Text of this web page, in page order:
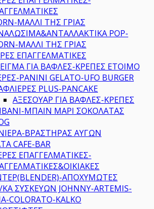
ΜΑΛΛΙ ΤΗΣ ΓΡΙΑΣ
POP-
ΜΑΛΛΙ ΤΗΣ ΓΡΙΑΣ
ΕΠΑΓΓΕΛΜΑΤΙΚΕΣ
ΓΙΑ ΒΑΦΛΕΣ-ΚΡΕΠΕΣ ΕΤΟΙΜΟ
PANINI GELATO-UFO BURGER
PLUS-PANCAKE
ΑΞΕΣΟΥΑΡ ΓΙΑ ΒΑΦΛΕΣ-ΚΡΕΠΕΣ
ΜΠΑΙΝ ΜΑΡΙ ΣΟΚΟΛΑΤΑΣ
ΒΡΑΣΤΗΡΑΣ ΑΥΓΩΝ
CAFE-BAR
ΕΠΑΓΓΕΛΜΑΤΙΚΕΣ-
ΑΠΟΧΥΜΩΤΕΣ
ΣΥΣΚΕΥΩΝ JOHNNY-ARTEMIS-
COLORATO-KALKO